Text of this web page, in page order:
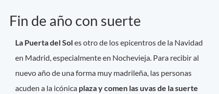
Fin de año con suerte
La Puerta del Soles otro de los epicentros de la Navidad
en Madrid, especialmente en Nochevieja. Para recibir al
nuevo año de una forma muy madrileña, las personas
acuden a la icónica plaza y comen las uvas de la suerte